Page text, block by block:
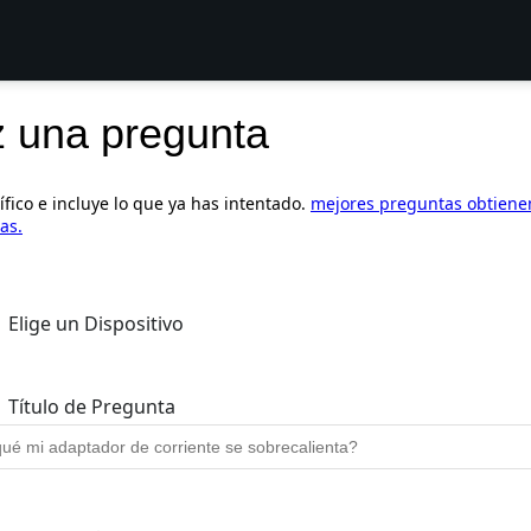
una pregunta
e incluye lo que ya has intentado. mejores preguntas
Elige un Dispositivo
Título de Pregunta